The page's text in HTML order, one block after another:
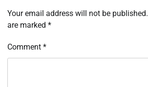
Your email address will not be published.
are marked *
Comment *